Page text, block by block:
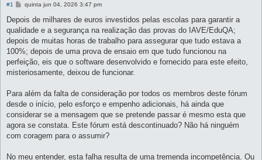
#1
M
n
a
g
m
quinta jun 04, 2026 3:47 pm
Depois de milhares de euros investidos pelas escolas para garantir a
qualidade e a segurança na realização das provas do IAVE/EduQA;
depois de muitas horas de trabalho para assegurar que tudo estava a
100%; depois de uma prova de ensaio em que tudo funcionou na
perfeição, eis que o software desenvolvido e fornecido para este efeito,
misteriosamente, deixou de funcionar.
Para além da falta de consideração por todos os membros deste fórum
desde o início, pelo esforço e empenho adicionais, há ainda que
considerar se a mensagem que se pretende passar é mesmo esta que
agora se constata. Este fórum está descontinuado? Não há ninguém
com coragem para o assumir?
No meu entender, esta falha resulta de uma tremenda incompetência. Ou